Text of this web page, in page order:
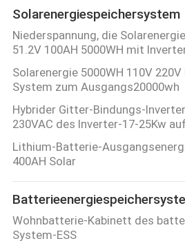
Solarenergiespeichersystem
Niederspannung, die
51.2V 100AH 5000WH mit
Solarenergie 5000WH 110V
System zum Ausgangs20000wh
Hybrider Gitter-Bindungs-
230VAC des Inverter-17-25Kw
Lithium-Batterie-
400AH Solar
Wohnbatterie-Kabinett des
System-ESS